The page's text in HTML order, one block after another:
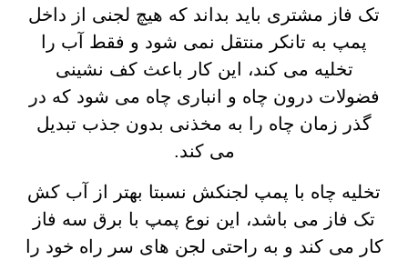
تک فاز مشتری باید بداند که هیچ لجنی از داخل
پمپ به تانکر منتقل نمی شود و فقط آب را
تخلیه می کند، این کار باعث کف نشینی
فضولات درون چاه و انباری چاه می شود که در
گذر زمان چاه را به مخذنی بدون جذب تبدیل
می کند.
تخلیه چاه با پمپ لجنکش نسبتا بهتر از آب کش
تک فاز می باشد، این نوع پمپ با برق سه فاز
کار می کند و به راحتی لجن های سر راه خود را